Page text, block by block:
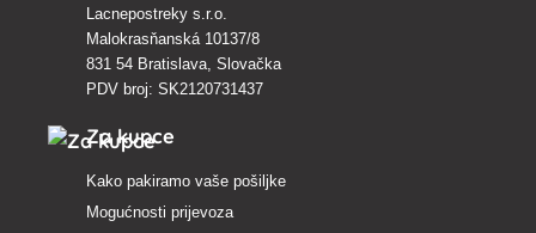
Lacnepostreky s.r.o.
Malokrasňanská 10137/8
831 54 Bratislava, Slovačka
PDV broj: SK2120731437
Za kupce
Kako pakiramo vaše pošiljke
Mogućnosti prijevoza